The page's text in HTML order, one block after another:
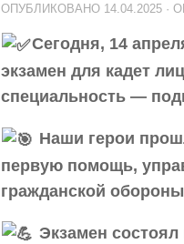
ОПУБЛИКОВАНО 14.04.2025 ·
Сегодня, 14
экзамен для кадет
специальность —
Наши герои
первую помощь,
гражданской
Экзамен